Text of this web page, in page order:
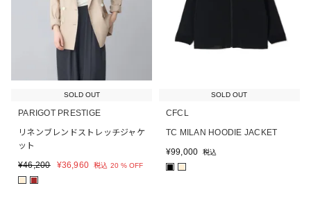
SOLD OUT
PARIGOT PRESTIGE
リネンブレンドストレッチジャケ
ット
¥46,200 ¥36,960 税込 20 % OFF
■ ■
SOLD OUT
CFCL
TC MILAN HOODIE JACKET
¥99,000 税込
■ ■